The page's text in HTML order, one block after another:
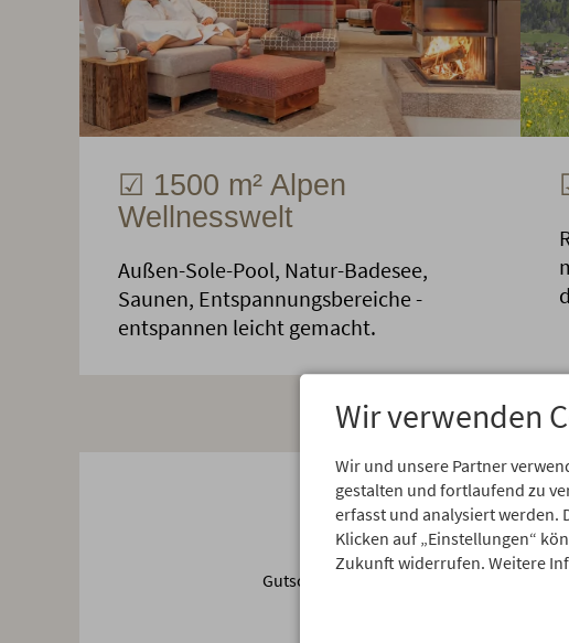
☑ 1500 m² Alpen
Wellnesswelt
Außen-Sole-Pool, Natur-Badesee,
Saunen, Entspannungsbereiche -
entspannen leicht gemacht.
Jetzt
Gutscheinbedingungen: gültig für neue
Wir verwenden
Wir und unsere Partner
gestalten und fortlaufend zu
erfasst und analysiert werden.
Klicken auf „Einstellungen“
Zukunft widerrufen. Weitere